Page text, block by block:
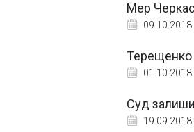
Мер Черкас
09.10.2018
Терещенко
01.10.2018
Суд
19.09.2018